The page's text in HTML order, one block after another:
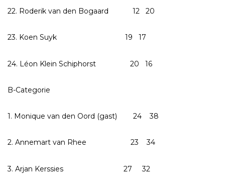
22. Roderik van den Bogaard 12 20
23. Koen Suyk 19 17
24. Léon Klein Schiphorst 20 16
B-Categorie
1. Monique van den Oord (gast) 24 38
2. Annemart van Rhee 23 34
3. Arjan Kerssies 27 32